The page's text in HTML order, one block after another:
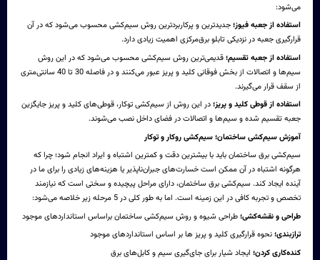
می‌شود:
استفاده از جعبه فیوز؛جدیدترین و پرکاربردترین روش سیم‌کشی محسوب می‌شود که در آن
قرارگیری جعبه در نزدیکی تابلو برق‌مرکزی اهمیت زیادی دارد.
استفاده از جعبه تقسیم؛قدیمی‌ترین روش سیم‌کشی محسوب می‌شود که در این روش
سیم‌ها و اتصالات از بخش فوقانی کلید و پریز عبور می‌کنند و در فاصله 30 تا 40 سانتی‌متری
از سقف قرار می‌گیرند.
استفاده از قوطی کلید و پریز؛در این روش از سیم‌کشی توکار، قوطی‌های کلید و پریز جایگزین
جعبه تقسیم شده و سیم‌ها و اتصالات در فضای داخل نصب می‌شوند.
آموزش سیم‌کشی ساختمان؛ سیم‌کشی روکار و توکار
سیم‌کشی برق ساختمان باید با بیشترین دقت و کمترین اشتباه و ایراد انجام شود؛ چرا که
هرگونه اشتباه در آن ممکن است خسارت‌های جبران‌ناپذیر یا هزینه‌های زیادی را برای ما در
آینده ایجاد کند. سیم‌کشی برق ساختمان، دارای مراحل پیچیده و سختی است که نیازمند
تخصص و تجربه کافی در این زمینه است. اما به طور کلی در 5 مرحله زیر خلاصه می‌شود:
طراحی و نقشه‌کشی؛طراحی شیوه و روش سیم‌کشی ساختمان براساس استانداردهای موجود
ترازبندی؛نحوه قرارگیری کلید و پریز ها بر اساس استانداردهای موجود
کنده‌کاری کردن؛ ایجاد شیار برای جای‌گیری سیم ‌و کابل‌های برق